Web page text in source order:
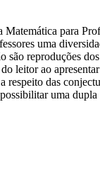
para
uma
reproduções
leitor ao
das
uma